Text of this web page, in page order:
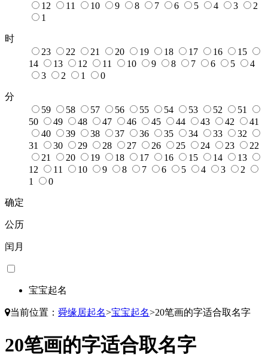
12
11 10 9 8 7 6 5 4 3
2
1
时
23
22 21 20 19 18 17 16
15
14
13 12 11 10 9 8 7 6 5
4
3
2 1 0
分
59
58 57 56 55 54 53 52
51
50
49 48 47 46 45 44 43 42
41
40
39 38 37 36 35 34 33
32
31
30 29 28 27 26 25 24 23
22
21
20 19 18 17 16 15 14
13
12
11 10 9 8 7 6 5 4 3
2
1
0
确定
公历
闰月
宝宝起名
当前位置： 舜缘居起名>宝宝起名>20笔画的字适合取名字
20笔画的字适合取名字